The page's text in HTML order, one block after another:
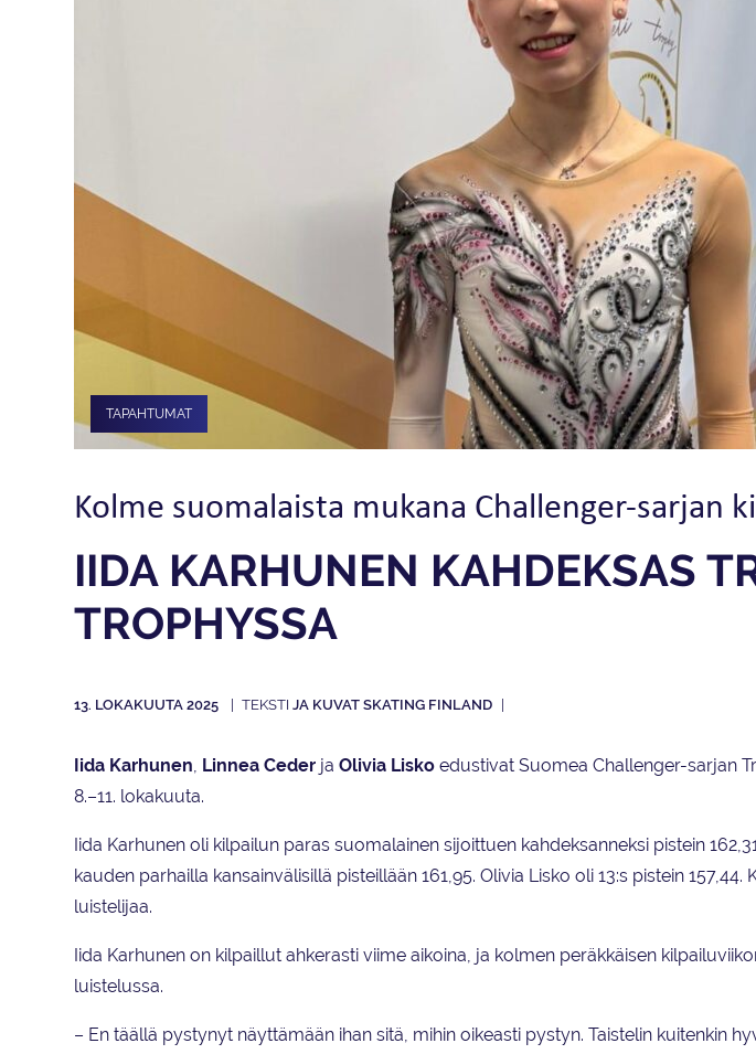
TAPAHTUMAT
Kolme suomalaista mukana Challenger-sarjan
IIDA KARHUNEN KAHDEKSAS
TROPHYSSA
13. LOKAKUUTA 2025 JA KUVAT SKATING FINLAND
Iida Karhunen, Linnea Ceder ja Olivia Lisko edustivat Suomea Challenger-sarjan
8.–11. lokakuuta.
Iida Karhunen oli kilpailun paras suomalainen sijoittuen kahdeksanneksi pistein
kauden parhailla kansainvälisillä pisteillään 161,95. Olivia Lisko oli 13:s pistein
luistelijaa.
Iida Karhunen on kilpaillut ahkerasti viime aikoina, ja kolmen peräkkäisen
luistelussa.
– En täällä pystynyt näyttämään ihan sitä, mihin oikeasti pystyn. Taistelin kuitenkin